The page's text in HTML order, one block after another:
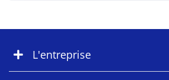
L'entreprise